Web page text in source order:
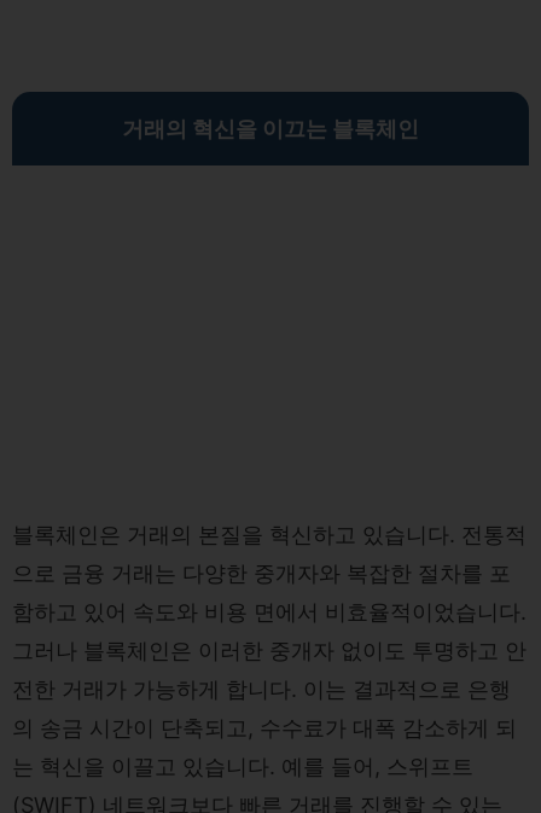
거래의 혁신을 이끄는 블록체인
블록체인은 거래의 본질을 혁신하고 있습니다. 전통적
으로 금융 거래는 다양한 중개자와 복잡한 절차를 포
함하고 있어 속도와 비용 면에서 비효율적이었습니다.
그러나 블록체인은 이러한 중개자 없이도 투명하고 안
전한 거래가 가능하게 합니다. 이는 결과적으로 은행
의 송금 시간이 단축되고, 수수료가 대폭 감소하게 되
는 혁신을 이끌고 있습니다. 예를 들어, 스위프트
(SWIFT) 네트워크보다 빠른 거래를 진행할 수 있는